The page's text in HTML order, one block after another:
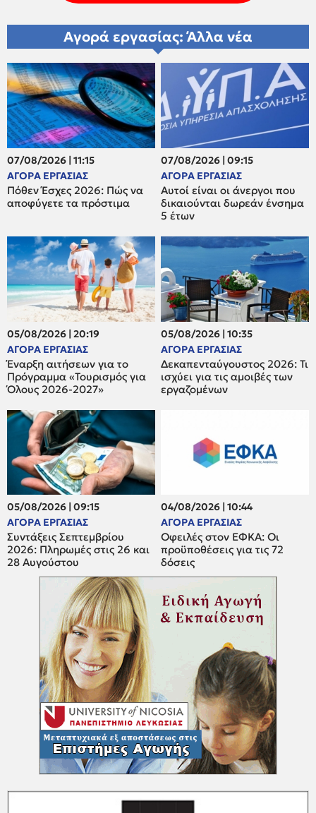
Αγορά εργασίας: Άλλα νέα
07/08/2026 | 11:15
ΑΓΟΡΑ ΕΡΓΑΣΙΑΣ
Πόθεν Έσχες 2026: Πώς να
αποφύγετε τα πρόστιμα
07/08/2026 | 09:15
ΑΓΟΡΑ ΕΡΓΑΣΙΑΣ
Αυτοί είναι οι άνεργοι που
δικαιούνται δωρεάν ένσημα
5 έτων
05/08/2026 | 20:19
ΑΓΟΡΑ ΕΡΓΑΣΙΑΣ
Έναρξη αιτήσεων για το
Πρόγραμμα «Τουρισμός για
Όλους 2026-2027»
05/08/2026 | 10:35
ΑΓΟΡΑ ΕΡΓΑΣΙΑΣ
Δεκαπενταύγουστος 2026: Τι
ισχύει για τις αμοιβές των
εργαζομένων
05/08/2026 | 09:15
ΑΓΟΡΑ ΕΡΓΑΣΙΑΣ
Συντάξεις Σεπτεμβρίου
2026: Πληρωμές στις 26 και
28 Αυγούστου
04/08/2026 | 10:44
ΑΓΟΡΑ ΕΡΓΑΣΙΑΣ
Οφειλές στον ΕΦΚΑ: Οι
προϋποθέσεις για τις 72
δόσεις